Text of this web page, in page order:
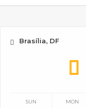
Brasília, DF
SUN MON